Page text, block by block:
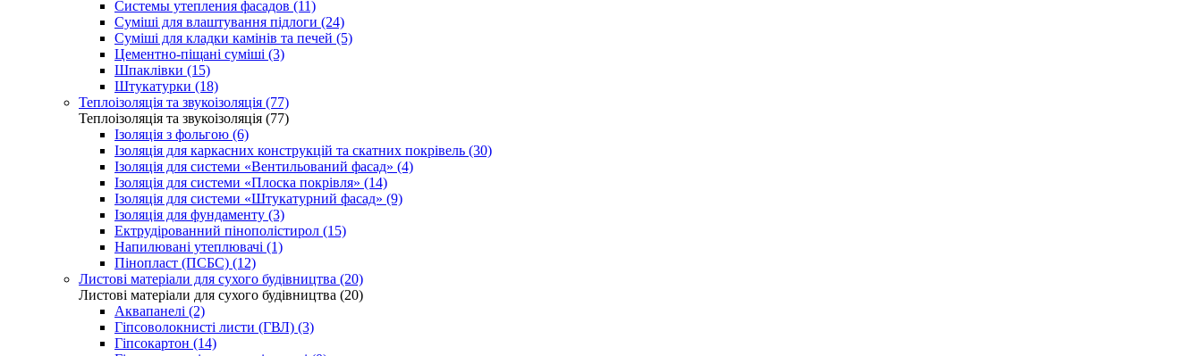
Системы утепления фасадов (11)
Суміші для влаштування підлоги (24)
Суміші для кладки камінів та печей (5)
Цементно-піщані суміші (3)
Шпаклівки (15)
Штукатурки (18)
Теплоізоляція та звукоізоляція (77)
Теплоізоляція та звукоізоляція (77)
Ізоляція з фольгою (6)
Ізоляція для каркасних конструкцій та скатних покрівель (30)
Ізоляція для системи «Вентильований фасад» (4)
Ізоляція для системи «Плоска покрівля» (14)
Ізоляція для системи «Штукатурний фасад» (9)
Ізоляція для фундаменту (3)
Ектрудірованний пінополістирол (15)
Напилювані утеплювачі (1)
Пінопласт (ПСБС) (12)
Листові матеріали для сухого будівництва (20)
Листові матеріали для сухого будівництва (20)
Аквапанелі (2)
Гіпсоволокнисті листи (ГВЛ) (3)
Гіпсокартон (14)